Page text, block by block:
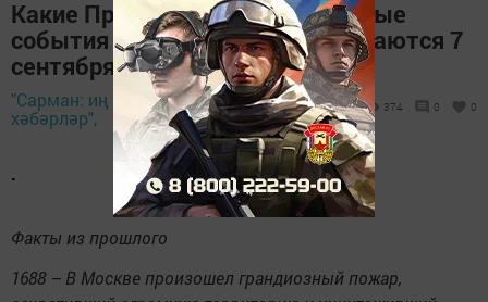
Какие Праздники знаменательные
события памятные даты отмечаются 7
сентября?
"Сарман: иң яңа
хәбәрләр",
7 сентября 2024 -
07:28
374 0 0
.
Факты из прошлого
1688 – В Москве произошел грандиозный пожар,